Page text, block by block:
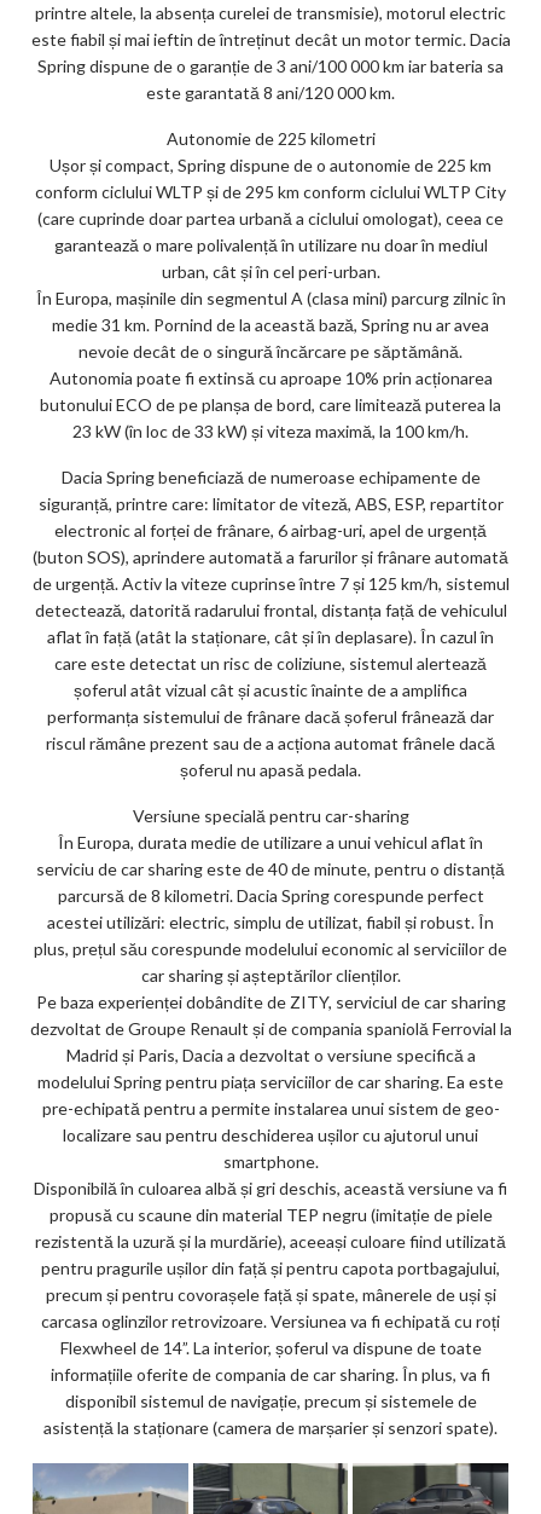
printre altele, la absența curelei de transmisie), motorul electric
este fiabil și mai ieftin de întreținut decât un motor termic. Dacia
Spring dispune de o garanție de 3 ani/100 000 km iar bateria sa
este garantată 8 ani/120 000 km.
Autonomie de 225 kilometri
Ușor și compact, Spring dispune de o autonomie de 225 km
conform ciclului WLTP și de 295 km conform ciclului WLTP City
(care cuprinde doar partea urbană a ciclului omologat), ceea ce
garantează o mare polivalență în utilizare nu doar în mediul
urban, cât și în cel peri-urban.
În Europa, mașinile din segmentul A (clasa mini) parcurg zilnic în
medie 31 km. Pornind de la această bază, Spring nu ar avea
nevoie decât de o singură încărcare pe săptămână.
Autonomia poate fi extinsă cu aproape 10% prin acționarea
butonului ECO de pe planșa de bord, care limitează puterea la
23 kW (în loc de 33 kW) și viteza maximă, la 100 km/h.
Dacia Spring beneficiază de numeroase echipamente de
siguranță, printre care: limitator de viteză, ABS, ESP, repartitor
electronic al forței de frânare, 6 airbag-uri, apel de urgență
(buton SOS), aprindere automată a farurilor și frânare automată
de urgență. Activ la viteze cuprinse între 7 și 125 km/h, sistemul
detectează, datorită radarului frontal, distanța față de vehiculul
aflat în față (atât la staționare, cât și în deplasare). În cazul în
care este detectat un risc de coliziune, sistemul alertează
șoferul atât vizual cât și acustic înainte de a amplifica
performanța sistemului de frânare dacă șoferul frânează dar
riscul rămâne prezent sau de a acționa automat frânele dacă
șoferul nu apasă pedala.
Versiune specială pentru car-sharing
În Europa, durata medie de utilizare a unui vehicul aflat în
serviciu de car sharing este de 40 de minute, pentru o distanță
parcursă de 8 kilometri. Dacia Spring corespunde perfect
acestei utilizări: electric, simplu de utilizat, fiabil și robust. În
plus, prețul său corespunde modelului economic al serviciilor de
car sharing și așteptărilor clienților.
Pe baza experienței dobândite de ZITY, serviciul de car sharing
dezvoltat de Groupe Renault și de compania spaniolă Ferrovial la
Madrid și Paris, Dacia a dezvoltat o versiune specifică a
modelului Spring pentru piața serviciilor de car sharing. Ea este
pre-echipată pentru a permite instalarea unui sistem de geo-
localizare sau pentru deschiderea ușilor cu ajutorul unui
smartphone.
Disponibilă în culoarea albă și gri deschis, această versiune va fi
propusă cu scaune din material TEP negru (imitație de piele
rezistentă la uzură și la murdărie), aceeași culoare fiind utilizată
pentru pragurile ușilor din față și pentru capota portbagajului,
precum și pentru covorașele față și spate, mânerele de uși și
carcasa oglinzilor retrovizoare. Versiunea va fi echipată cu roți
Flexwheel de 14”. La interior, șoferul va dispune de toate
informațiile oferite de compania de car sharing. În plus, va fi
disponibil sistemul de navigație, precum și sistemele de
asistență la staționare (camera de marșarier și senzori spate).